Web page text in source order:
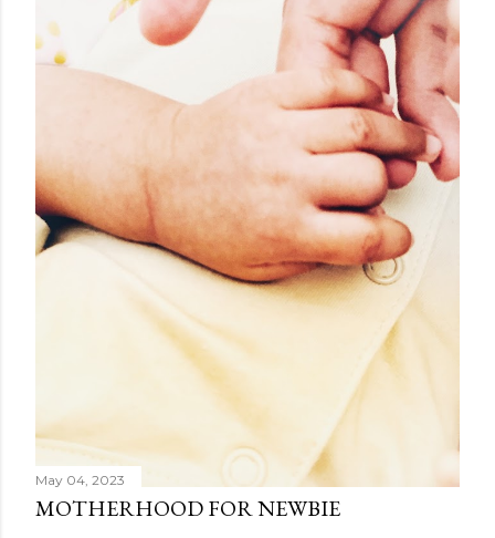
May 04, 2023
MOTHERHOOD FOR NEWBIE